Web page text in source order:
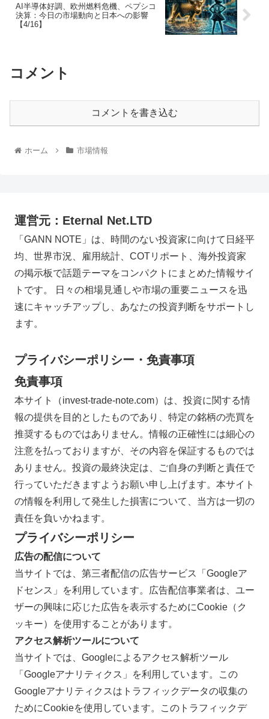
AI半導体好調、欧州燃料危機、ペプシコ
決算：今日の市場動向と日本への影響
【4/16】
コメント
コメントを書き込む
ホーム 市場情報
運営元：Eternal Net.LTD
「GANN NOTE」は、時間のない投資家に向けて日経平
均、世界市況、雇用統計、COTリポート、海外投資家
の掲示板で話題テーマをコンパクトにまとめた情報サイ
トです。 日々の相場見通しや市場の重要ニュースを迅
速にキャッチアップし、あなたの投資判断をサポートし
ます。
プライバシーポリシー・免責事項
免責事項
本サイト（invest-trade-note.com）は、投資に関する情
報の提供を目的としたものであり、特定の銘柄の売買を
推奨するものではありません。情報の正確性には細心の
注意を払っておりますが、その内容を保証するものでは
ありません。投資の最終決定は、ご自身の判断と責任で
行っていただきますようお願い申し上げます。本サイト
の情報を利用して発生した損害について、当方は一切の
責任を負いかねます。
プライバシーポリシー
広告の配信について
当サイトでは、第三者配信の広告サービス「Googleア
ドセンス」を利用しています。広告配信事業者は、ユー
ザーの興味に応じた広告を表示するためにCookie（ク
ッキー）を使用することがあります。
アクセス解析ツールについて
当サイトでは、Googleによるアクセス解析ツール
「Googleアナリティクス」を利用しています。この
Googleアナリティクスはトラフィックデータの収集の
ためにCookieを使用しています。このトラフィックデ